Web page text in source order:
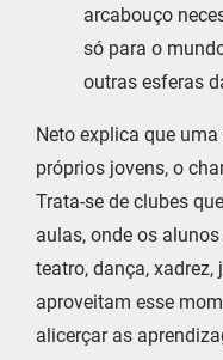
arcabouço
só para o
outras esferas
Neto explica que
próprios jovens, o
Trata-se de clubes
aulas, onde os
teatro, dança, xadrez,
aproveitam esse
alicerçar as